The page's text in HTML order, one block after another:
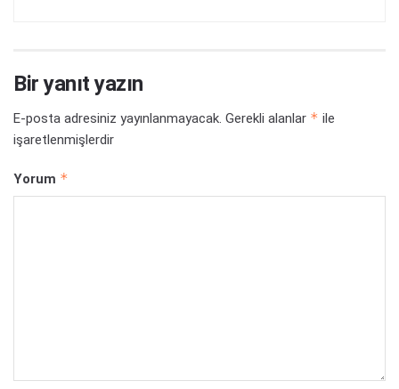
Bir yanıt yazın
E-posta adresiniz yayınlanmayacak. Gerekli alanlar * ile
işaretlenmişlerdir
Yorum *